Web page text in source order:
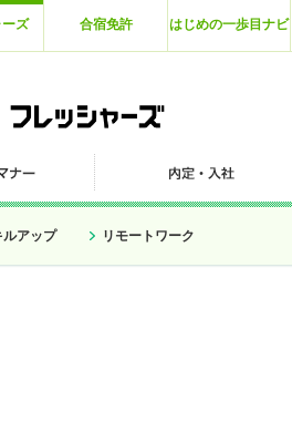
ズ 合宿免許 はじめの一歩目ナビ
ルアップ リモートワーク